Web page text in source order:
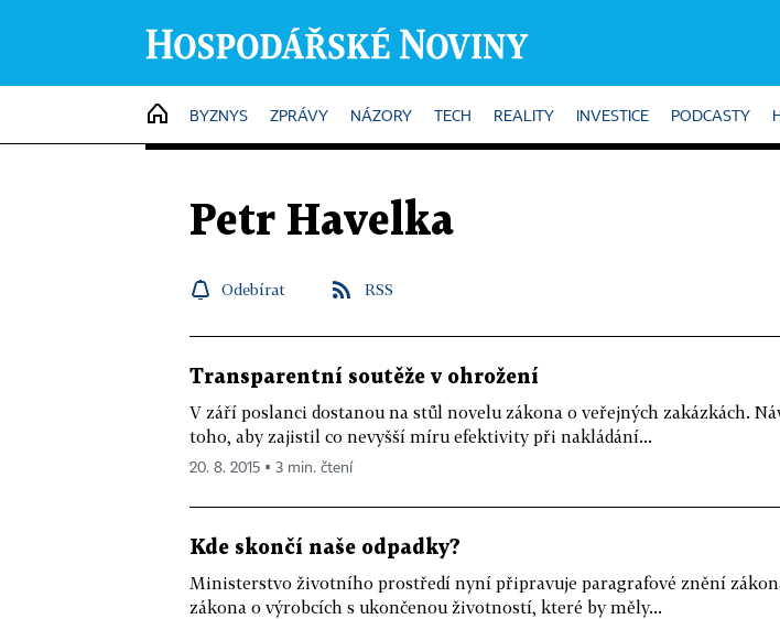
HOME
BYZNYS ZPRÁVY NÁZORY TECH REALITY INVESTICE PODCASTY
Petr Havelka
Odebírat RSS
Transparentní soutěže v ohrožení
V září poslanci dostanou na stůl novelu zákona o veřejných zakázkách.
toho, aby zajistil co nevyšší míru efektivity při nakládání...
20. 8. 2015 ▪ 3 min. čtení
Kde skončí naše odpadky?
Ministerstvo životního prostředí nyní připravuje paragrafové znění
zákona o výrobcích s ukončenou životností, které by měly...